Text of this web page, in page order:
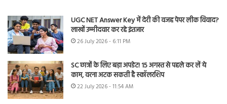
UGC NET Answer Key में देरी की वजह पेपर लीक विवाद?
लाखों उम्मीदवार कर रहे इंतजार
26 July 2026 - 6:11 PM
SC छात्रों के लिए बड़ा अपडेट! 15 अगस्त से पहले कर लें ये
काम, वरना अटक सकती है स्कॉलरशिप
22 July 2026 - 11:54 AM